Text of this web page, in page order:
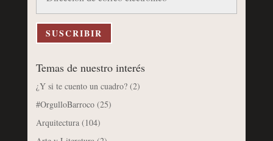
correo
electrónico
SUSCRIBIR
Temas de nuestro interés
¿Y si te cuento un cuadro?(2)
#OrgulloBarroco(25)
Arquitectura(104)